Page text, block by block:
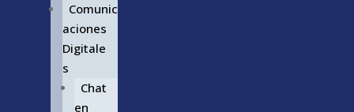
Comunic
aciones
Digitale
s
Chat
en